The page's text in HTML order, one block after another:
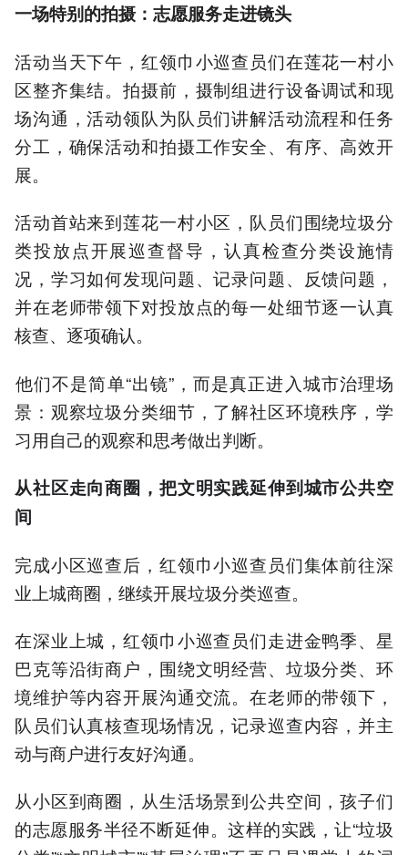
一场特别的拍摄：志愿服务走进镜头
活动当天下午，红领巾小巡查员们在莲花一村小
区整齐集结。拍摄前，摄制组进行设备调试和现
场沟通，活动领队为队员们讲解活动流程和任务
分工，确保活动和拍摄工作安全、有序、高效开
展。
活动首站来到莲花一村小区，队员们围绕垃圾分
类投放点开展巡查督导，认真检查分类设施情
况，学习如何发现问题、记录问题、反馈问题，
并在老师带领下对投放点的每一处细节逐一认真
核查、逐项确认。
‍他们不是简单“出镜”，而是真正进入城市治理场
景：观察垃圾分类细节，了解社区环境秩序，学
习用自己的观察和思考做出判断。
从社区走向商圈，把文明实践延伸到城市公共空
间
完成小区巡查后，红领巾小巡查员们集体前往深
业上城商圈，继续开展垃圾分类巡查。
在深业上城，红领巾小巡查员们走进金鸭季、星
巴克等沿街商户，围绕文明经营、垃圾分类、环
境维护等内容开展沟通交流。在老师的带领下，
队员们认真核查现场情况，记录巡查内容，并主
动与商户进行友好沟通。
从小区到商圈，从生活场景到公共空间，孩子们
的志愿服务半径不断延伸。这样的实践，让“垃圾